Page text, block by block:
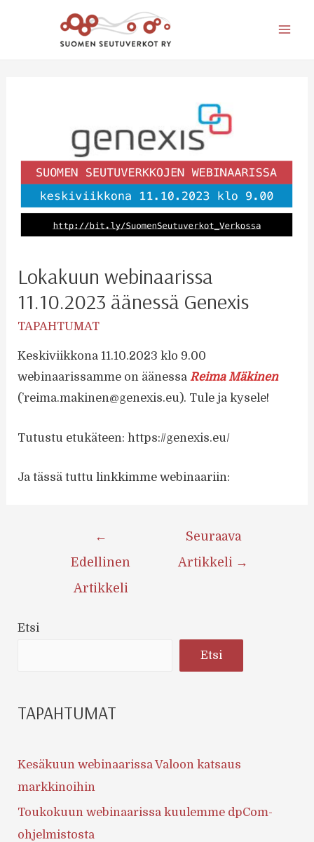
Lokakuun webinaarissa
11.10.2023 äänessä Genexis
TAPAHTUMAT
Keskiviikkona 11.10.2023 klo 9.00
webinaarissamme on äänessaReima Mäkinen
(’reima.makinen@genexis.eu). Tule ja kysele!
Tutustu etukäteen: https://genexis.eu/
Ja tässä tuttu linkkimme webinaariin:
←
Edellinen
Artikkeli
Seuraava
Artikkeli →
Etsi
Etsi
TAPAHTUMAT
Kesäkuun webinaarissa Valoon katsaus
markkinoihin
Toukokuun webinaarissa kuulemme dpCom-
ohjelmistosta